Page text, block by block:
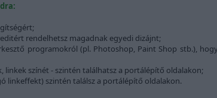
rendelhetsz magadnak egyedi dizájnt;
programokról (pl. Photoshop, Paint Shop stb.),
színét - szintén találhatsz a portálépítő oldalakon;
linkeffekt) szintén találsz a portálépítő oldalakon.